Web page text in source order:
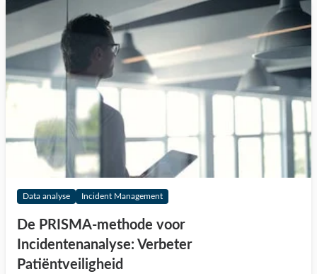
Data analyse Incident Management
De PRISMA-methode voor
Incidentenanalyse: Verbeter
Patiëntveiligheid